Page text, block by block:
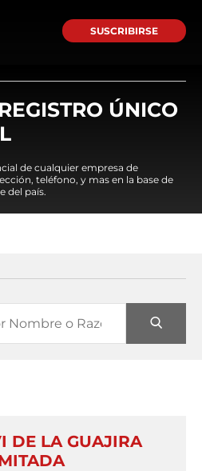
SUSCRIBIRSE
ÚNICO
de cualquier empresa de
teléfono, y mas en la base de
del país.
DE LA GUAJIRA